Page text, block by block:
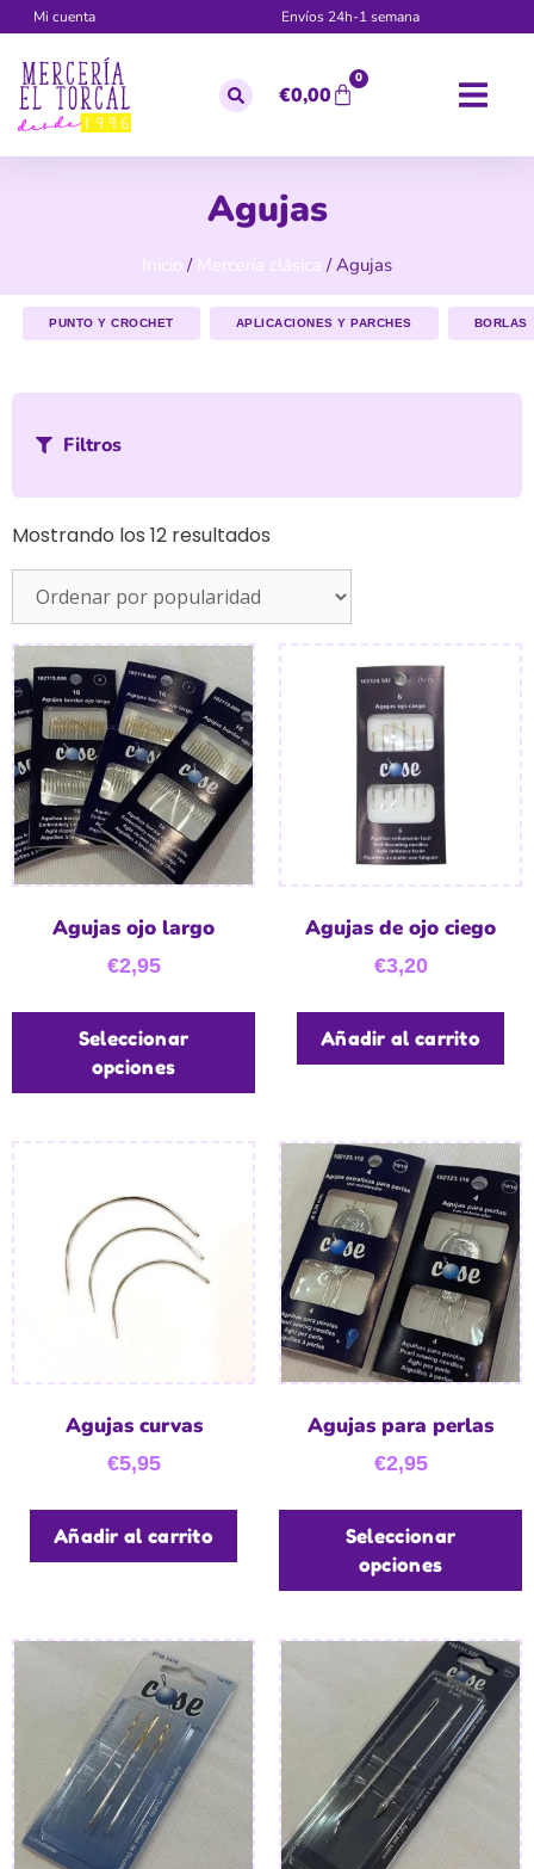
Mi cuenta Envíos 24h-1 semana
€0,00
0
Agujas
Inicio / Mercería clásica / Agujas
PUNTO Y CROCHET APLICACIONES Y PARCHES BORLAS
Filtros
Mostrando los 12 resultados
Agujas ojo largo
€2,95
Seleccionar
opciones
Agujas de ojo ciego
€3,20
Añadir al carrito
Agujas curvas
€5,95
Añadir al carrito
Agujas para perlas
€2,95
Seleccionar
opciones